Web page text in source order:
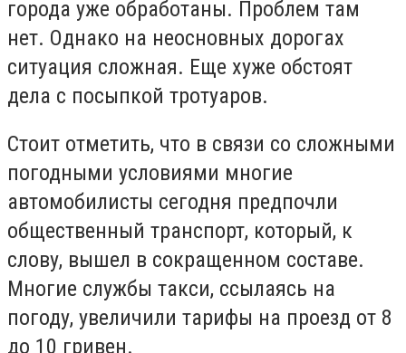
города уже обработаны. Проблем там
нет. Однако на неосновных дорогах
ситуация сложная. Еще хуже обстоят
дела с посыпкой тротуаров.
Стоит отметить, что в связи со сложными
погодными условиями многие
автомобилисты сегодня предпочли
общественный транспорт, который, к
слову, вышел в сокращенном составе.
Многие службы такси, ссылаясь на
погоду, увеличили тарифы на проезд от 8
до 10 гривен.